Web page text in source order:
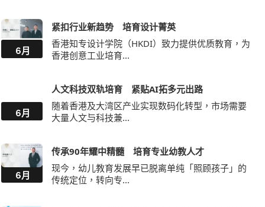
6月
紧扣行业新趋势 培育设计菁英
香港知专设计学院（HKDI）致力提供优质教育，为
香港创意工业培育...
6月
人文科技双轨培育 紧贴AI拓多元出路
随着香港及大湾区产业实现数码化转型，市场需要
大量人文与科技兼...
6月
传承90年耀中精髓 培育专业幼教人才
现今，幼儿教育发展早已脱离单纯「照顾孩子」的
传统定位，转向专...